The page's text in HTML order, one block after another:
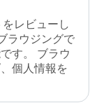
レビューし
ラウジングで
す。 ブラウ
個人情報を